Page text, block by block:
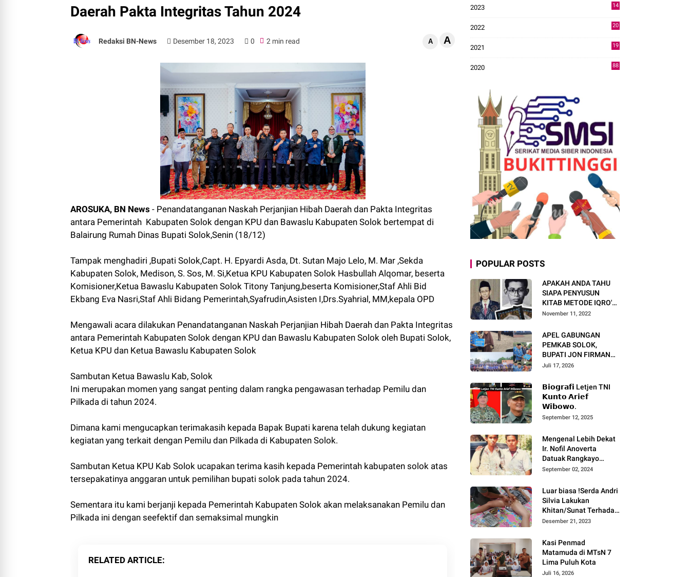
Daerah Pakta Integritas Tahun 2024
Redaksi BN-News Desember 18, 2023 0 2 min read A A
AROSUKA, BN News - Penandatanganan Naskah Perjanjian Hibah Daerah dan Pakta Integritas
antara Pemerintah Kabupaten Solok dengan KPU dan Bawaslu Kabupaten Solok bertempat di
Balairung Rumah Dinas Bupati Solok,Senin (18/12)
Tampak menghadiri ,Bupati Solok,Capt. H. Epyardi Asda, Dt. Sutan Majo Lelo, M. Mar ,Sekda
Kabupaten Solok, Medison, S. Sos, M. Si,Ketua KPU Kabupaten Solok Hasbullah Alqomar, beserta
Komisioner,Ketua Bawaslu Kabupaten Solok Titony Tanjung,beserta Komisioner,Staf Ahli Bid
Ekbang Eva Nasri,Staf Ahli Bidang Pemerintah,Syafrudin,Asisten I,Drs.Syahrial, MM,kepala OPD
Mengawali acara dilakukan Penandatanganan Naskah Perjanjian Hibah Daerah dan Pakta Integritas
antara Pemerintah Kabupaten Solok dengan KPU dan Bawaslu Kabupaten Solok oleh Bupati Solok,
Ketua KPU dan Ketua Bawaslu Kabupaten Solok
Sambutan Ketua Bawaslu Kab, Solok
Ini merupakan momen yang sangat penting dalam rangka pengawasan terhadap Pemilu dan
Pilkada di tahun 2024.
Dimana kami mengucapkan terimakasih kepada Bapak Bupati karena telah dukung kegiatan
kegiatan yang terkait dengan Pemilu dan Pilkada di Kabupaten Solok.
Sambutan Ketua KPU Kab Solok ucapakan terima kasih kepada Pemerintah kabupaten solok atas
tersepakatinya anggaran untuk pemilihan bupati solok pada tahun 2024.
Sementara itu kami berjanji kepada Pemerintah Kabupaten Solok akan melaksanakan Pemilu dan
Pilkada ini dengan seefektif dan semaksimal mungkin
RELATED ARTICLE
2023
14
2022
20
2021
19
2020
88
POPULAR POSTS
APAKAH ANDA TAHU
SIAPA PENYUSUN
KITAB METODE IQRO'?
INI BIOGRAFI KH. AS'AD
November 11, 2022
APEL GABUNGAN
PEMKAB SOLOK,
BUPATI JON FIRMAN
PANDU TEKANKAN ASN
DAN PELAYANAN
MASYARAKAT.
Juli 17, 2026
𝗕𝗶𝗼𝗴𝗿𝗮𝗳𝗶 Letjen TNI
𝗞𝘂𝗻𝘁𝗼 𝗔𝗿𝗶𝗲𝗳
𝗪𝗶𝗯𝗼𝘄𝗼.
September 12, 2025
Mengenal Lebih Dekat
Ir. Nofil Anoverta
Datuak Rangkayo
Batuah Cawako
September 02, 2024
Luar biasa !Serda Andri
Silvia Lakukan
Khitan/Sunat Terhadap
Anak Warga Binaannya
Desember 21, 2023
Kasi Penmad
Matamuda di MTsN 7
Lima Puluh Kota
Juli 16, 2026